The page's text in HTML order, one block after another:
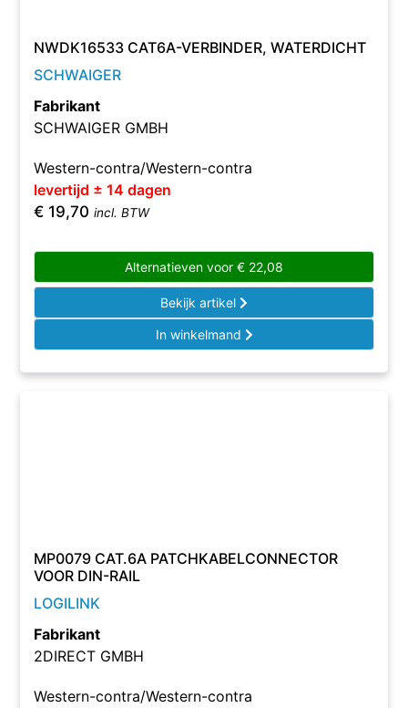
NWDK16533 CAT6A-VERBINDER, WATERDICHT
SCHWAIGER
Fabrikant
SCHWAIGER GMBH
Western-contra/Western-contra
levertijd ± 14 dagen
€ 19,70 incl. BTW
Alternatieven voor € 22,08
Bekijk artikel
In winkelmand
MP0079 CAT.6A PATCHKABELCONNECTOR
VOOR DIN-RAIL
LOGILINK
Fabrikant
2DIRECT GMBH
Western-contra/Western-contra